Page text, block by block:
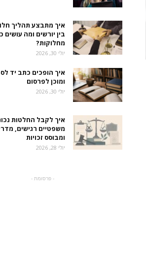
איך מתבצע תהליך
בין יורשים ומה עושים
מחלוקות?
יולי 30, 2026
איך הופכים כתב יד
ומוכן לפרסום
יולי 30, 2026
איך לקבל החלטות
משפטיים רגישים,
ומבוסס זכויות
יולי 28, 2026
- פרסומת -